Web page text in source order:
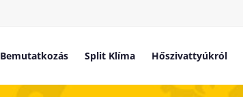
Bemutatkozás Split Klíma Hőszivattyúkról